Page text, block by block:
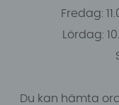
Fredag:
Lördag:
Du kan hämta